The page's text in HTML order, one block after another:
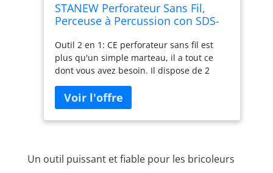
STANEW Perforateur Sans Fil,
Perceuse à Percussion con SDS-
Balais, 4500BPM, 1000RPM, 6x
Forets, énergie de frappe 2J,
2*Batterie 20V 4.0Ah
Outil 2 en 1: CE perforateur sans fil est
plus qu'un simple marteau, il a tout ce
dont vous avez besoin. Il dispose de 2
répondant à tous vos besoins rapidement
et facilement Puissance puissante: il a
une puissance extraordinaire, utilisant un
000 tr/min, une fréquence d'impact de
Un outil puissant et fiable pour les bricoleurs